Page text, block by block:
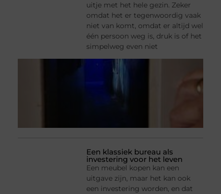
uitje met het hele gezin. Zeker
omdat het er tegenwoordig vaak
niet van komt, omdat er altijd wel
één persoon weg is, druk is of het
simpelweg even niet
Een klassiek bureau als
investering voor het leven
Een meubel kopen kan een
uitgave zijn, maar het kan ook
een investering worden, en dat